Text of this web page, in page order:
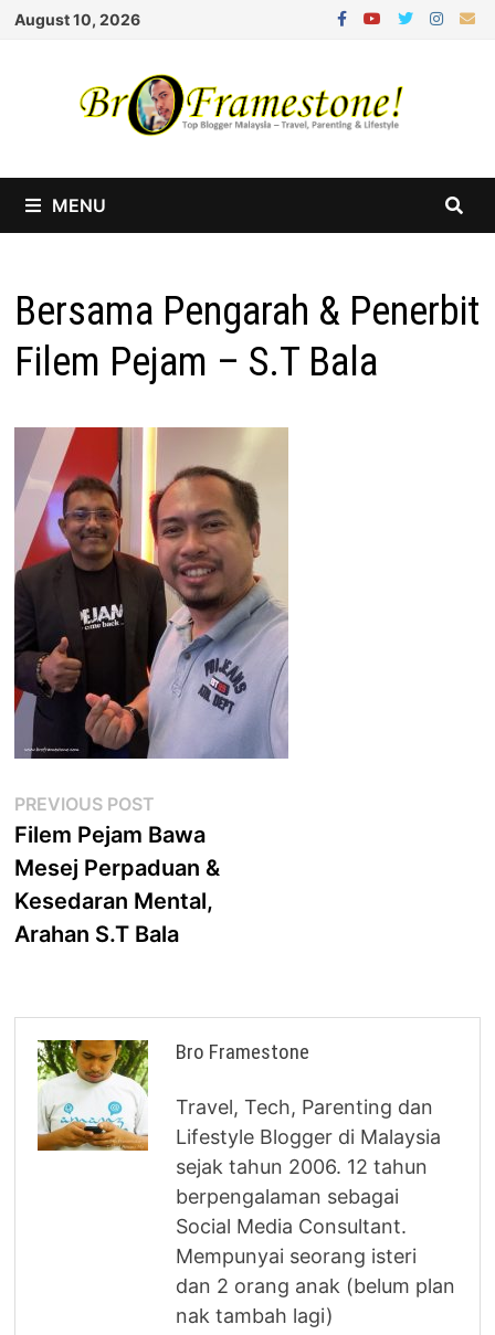
Skip
August 10, 2026
MENU
Bersama Pengarah & Penerbit
Filem Pejam – S.T Bala
Post
navigation
PREVIOUS POST
post:
Filem Pejam Bawa
Mesej Perpaduan &
Kesedaran Mental,
Arahan S.T Bala
Bro Framestone
Travel, Tech, Parenting dan
Lifestyle Blogger di Malaysia
sejak tahun 2006. 12 tahun
berpengalaman sebagai
Social Media Consultant.
Mempunyai seorang isteri
dan 2 orang anak (belum plan
nak tambah lagi)